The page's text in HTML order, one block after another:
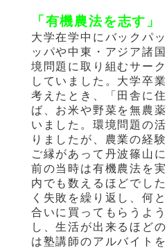
「有機農法を志す」
大学在学中にバックパ
ッパや中東・アジア諸
境問題に取り組むサー
していました。大学卒
考えたとき、「田舎に
ば、お米や野菜を無農
いました。環境問題の
りましたが、農業の経
ご縁があって丹波篠山
前の当時は有機農法を
内でも数えるほどでし
く失敗を繰り返し、何
合いに買ってもらうよ
し、生活が出来るほど
は塾講師のアルバイト